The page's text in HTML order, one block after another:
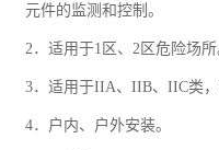
元件的监测和控制。
2．适用于1区、2区危险场所
3．适用于IIA、IIB、IIC类，
4．户内、户外安装。